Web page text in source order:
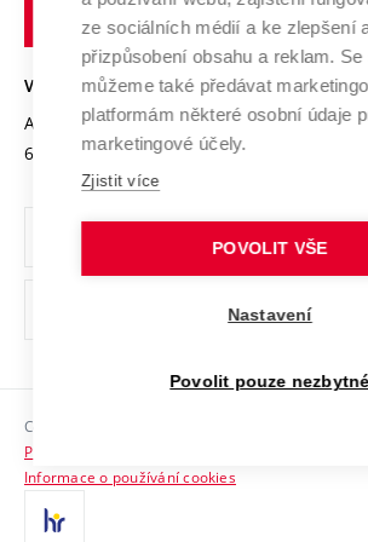
Open Science
Projekty
Projekty ze strukturálních fondů
Specifický výzkum
Mezinárodní dohody
Univerzitní sítě
Podnikavá univerzita / ContriBUTe
Bezpečná univerzita
Vyznamenání
Organizační struktura
Ochrana osobních údajů
odkaz)
Sociální bezpečí
HR Award
Kontakty
Brně
VYSOKÉ UČENÍ TECHNICKÉ V BRNĚ
Antonínská 548/1
602 00 Brno
www.vut.cz
vut@vutbr.cz
Copyright © 2026 VUT
Prohlášení o přístupnosti
Informace o používání cookies
ze sociálních médií a ke zlepšení
přizpůsobení obsahu a reklam. Se
můžeme také předávat
platformám některé osobní údaje
marketingové účely.
Zjistit více
POVOLIT VŠE
Nastavení
Povolit pouze nezbytné